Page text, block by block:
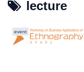
lecture
event